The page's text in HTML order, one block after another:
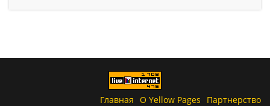
Главная О Yellow Pages
Партнерство